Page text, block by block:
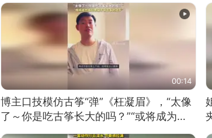
00:14
博主口技模仿古筝“弹”《枉凝眉》，“太像
了～你是吃古筝长大的吗？”“或将成为首
位考级不带古筝的选手。”（来源：新华每